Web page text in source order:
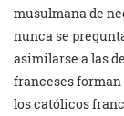
musulmana de
nunca se
asimilarse a las de
franceses
los católicos